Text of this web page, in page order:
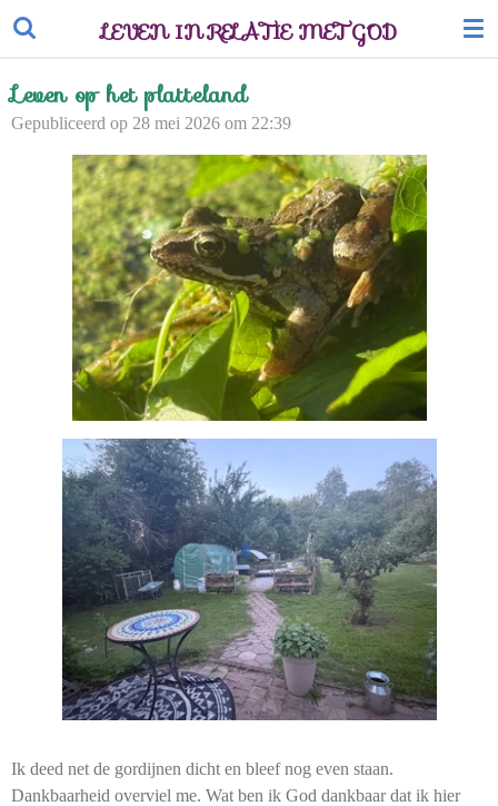
Ga
de
hoofdinhoud
LEVEN IN RELATIE MET GOD
Leven op het platteland
Gepubliceerd op 28 mei 2026 om 22:39
Ik deed net de gordijnen dicht en bleef nog even staan.
Dankbaarheid overviel me. Wat ben ik God dankbaar dat ik hier